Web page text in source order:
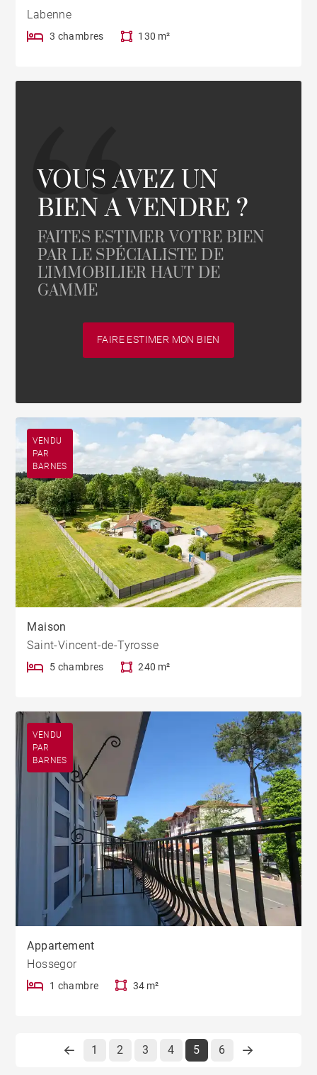
Labenne
3 chambres 130 m²
VOUS AVEZ UN
BIEN A VENDRE ?
FAITES ESTIMER VOTRE BIEN
PAR LE SPÉCIALISTE DE
L'IMMOBILIER HAUT DE
GAMME
FAIRE ESTIMER MON BIEN
VENDU
PAR
BARNES
Maison
Saint-Vincent-de-Tyrosse
5 chambres 240 m²
VENDU
PAR
BARNES
Appartement
Hossegor
1 chambre 34 m²
1 2 3 4 5 6